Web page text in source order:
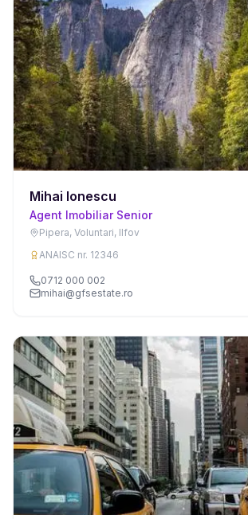
Mihai Ionescu
Agent Imobiliar Senior
Pipera, Voluntari, Ilfov
ANAISC nr. 12346
0712 000 002
mihai@gfsestate.ro